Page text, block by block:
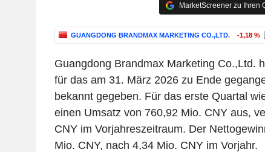
MarketScreener zu Ihren
GUANGDONG BRANDMAX MARKETING CO.,LTD. -1,18 %
Guangdong Brandmax Marketing Co.,Ltd.
für das am 31. März 2026 zu Ende
bekannt gegeben. Für das erste Quartal
einen Umsatz von 760,92 Mio. CNY aus,
CNY im Vorjahreszeitraum. Der
Mio. CNY, nach 4,34 Mio. CNY im Vorjahr.